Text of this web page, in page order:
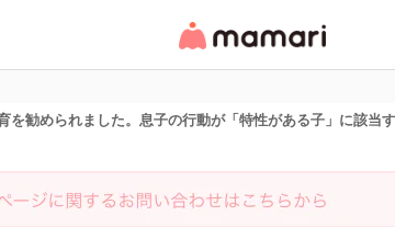
リ・情報サイト
を勧められました。息子の行動が「特性がある子」に該当